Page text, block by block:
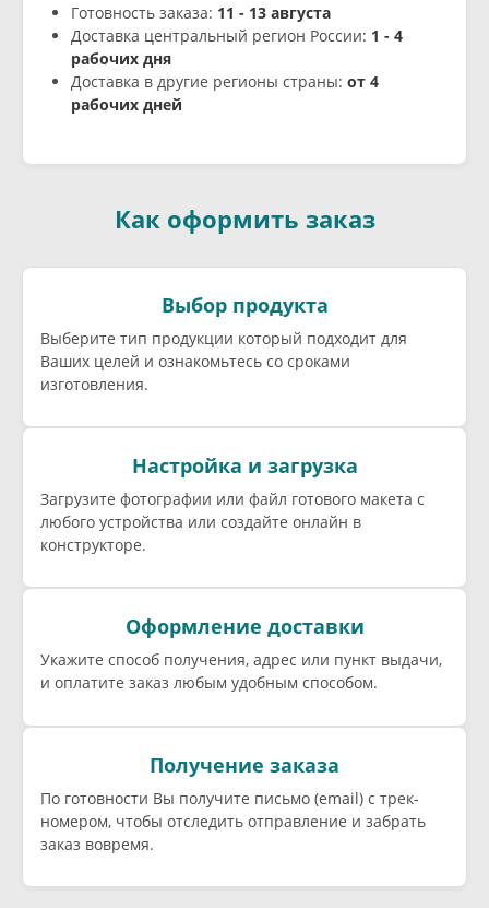
Готовность заказа: 11 - 13 августа
Доставка центральный регион России: 1 - 4
рабочих дня
Доставка в другие регионы страны: от 4
рабочих дней
Как оформить заказ
Выбор продукта
Выберите тип продукции который подходит для
Ваших целей и ознакомьтесь со сроками
изготовления.
Настройка и загрузка
Загрузите фотографии или файл готового макета с
любого устройства или создайте онлайн в
конструкторе.
Оформление доставки
Укажите способ получения, адрес или пункт выдачи,
и оплатите заказ любым удобным способом.
Получение заказа
По готовности Вы получите письмо (email) c трек-
номером, чтобы отследить отправление и забрать
заказ вовремя.